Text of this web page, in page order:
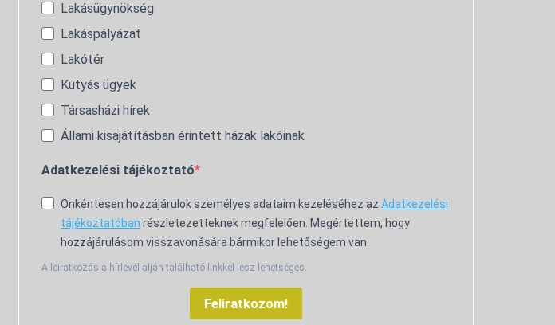
Lakásügynökség
Lakáspályázat
Lakótér
Kutyás ügyek
Társasházi hírek
Állami kisajátításban érintett házak lakóinak
Adatkezelési tájékoztató
Önkéntesen hozzájárulok személyes adataim kezeléséhez az Adatkezelési
tájékoztatóban részletezetteknek megfelelően. Megértettem, hogy
hozzájárulásom visszavonására bármikor lehetőségem van.
A leiratkozás a hírlevél alján található linkkel lesz lehetséges.
Feliratkozom!